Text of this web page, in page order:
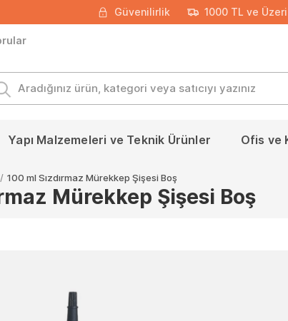
Güvenilirlik 1000 TL ve
Yapı Malzemeleri ve Teknik Ürünler Ofis ve
/ 100 ml Sızdırmaz Mürekkep Şişesi Boş
Mürekkep Şişesi Boş